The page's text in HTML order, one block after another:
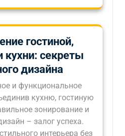
гостиной,
кухни: секреты
дизайна
и функциональное
кухню, гостиную
зонирование и
– залог успеха.
интерьера без